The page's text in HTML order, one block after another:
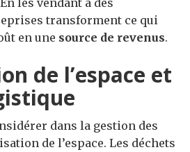
transforment ce qui
en une source de revenus.
de l’espace et
dans la gestion des
de l’espace. Les déchets